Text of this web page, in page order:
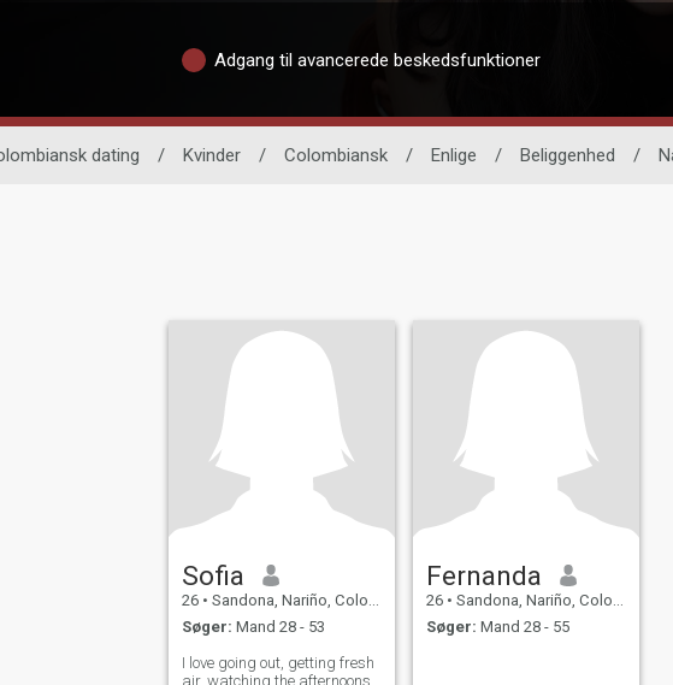
Adgang til avancerede beskedsfunktioner
dating / Kvinder / Colombiansk / Enlige / Beliggenhed /
Sofia
26 • Sandona, Nariño, Colombia
Søger: Mand 28 - 53
I love going out, getting fresh
air, watching the afternoons,
Fernanda
26 • Sandona, Nariño, Colombia
Søger: Mand 28 - 55